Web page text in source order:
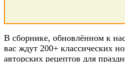
В сборнике, обновлённом к
вас ждут 200+ классических
авторских рецептов для